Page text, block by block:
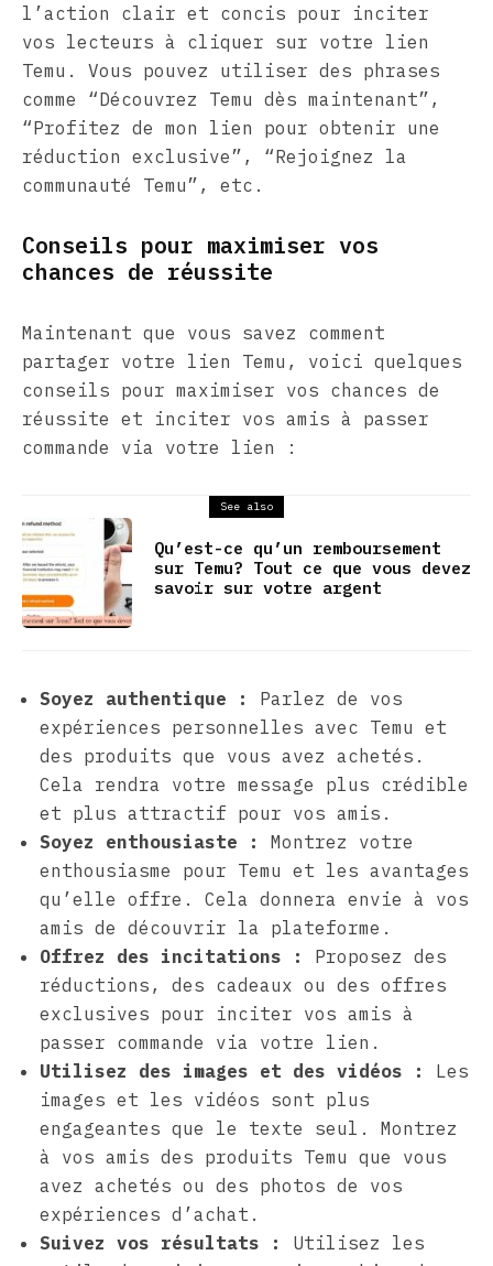
l’action clair et concis pour inciter
vos lecteurs à cliquer sur votre lien
Temu. Vous pouvez utiliser des phrases
comme “Découvrez Temu dès maintenant”,
“Profitez de mon lien pour obtenir une
réduction exclusive”, “Rejoignez la
communauté Temu”, etc.
Conseils pour maximiser vos
chances de réussite
Maintenant que vous savez comment
partager votre lien Temu, voici quelques
conseils pour maximiser vos chances de
réussite et inciter vos amis à passer
commande via votre lien :
See also
Qu’est-ce qu’un remboursement
sur Temu? Tout ce que vous devez
savoir sur votre argent
Soyez authentique :
Parlez de vos
expériences personnelles avec Temu et
des produits que vous avez achetés.
Cela rendra votre message plus crédible
et plus attractif pour vos amis.
Soyez enthousiaste :
Montrez votre
enthousiasme pour Temu et les avantages
qu’elle offre. Cela donnera envie à vos
amis de découvrir la plateforme.
Offrez des incitations :
Proposez des
réductions, des cadeaux ou des offres
exclusives pour inciter vos amis à
passer commande via votre lien.
Utilisez des images et des vidéos :
Les
images et les vidéos sont plus
engageantes que le texte seul. Montrez
à vos amis des produits Temu que vous
avez achetés ou des photos de vos
expériences d’achat.
Suivez vos résultats :
Utilisez les